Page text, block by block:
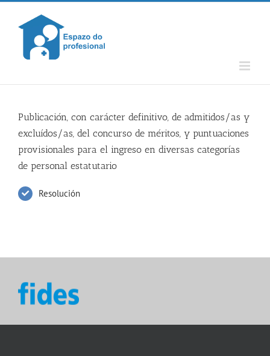
Skip
content
Publicación, con carácter definitivo, de admitidos/as y
excluídos/as, del concurso de méritos, y puntuaciones
provisionales para el ingreso en diversas categorías
de personal estatutario
Resolución